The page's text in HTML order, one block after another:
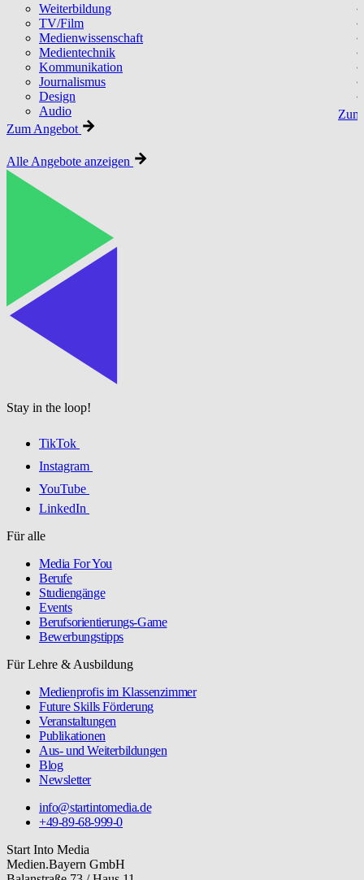
Weiterbildung
TV/Film
Medienwissenschaft
Medientechnik
Kommunikation
Journalismus
Design
Audio
Zum Angebot
Alle Angebote anzeigen
Stay in the loop!
TikTok
Instagram
YouTube
LinkedIn
Für alle
Media For You
Berufe
Studiengänge
Events
Berufsorientierungs-Game
Bewerbungstipps
Für Lehre & Ausbildung
Medienprofis im Klassenzimmer
Future Skills Förderung
Veranstaltungen
Publikationen
Aus- und Weiterbildungen
Blog
Newsletter
info@startintomedia.de
+49-89-68-999-0
Start Into Media
Medien.Bayern GmbH